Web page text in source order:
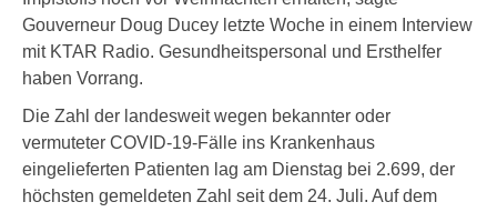
Gouverneur Doug Ducey letzte Woche in einem Interview
mit KTAR Radio. Gesundheitspersonal und Ersthelfer
haben Vorrang.
Die Zahl der landesweit wegen bekannter oder
vermuteter COVID-19-Fälle ins Krankenhaus
eingelieferten Patienten lag am Dienstag bei 2.699, der
höchsten gemeldeten Zahl seit dem 24. Juli. Auf dem